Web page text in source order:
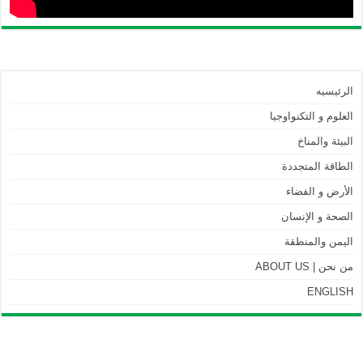
الرئيسيه
العلوم و التكنواوجيا
البيئة والمناخ
الطاقة المتجددة
الأرض و الفضاء
الصحة و الإنسان
اليمن والمنطقة
من نحن | ABOUT US
ENGLISH